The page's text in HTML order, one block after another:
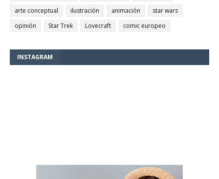
arte conceptual
ilustración animación
star wars
opinión
Star Trek Lovecraft comic europeo
INSTAGRAM